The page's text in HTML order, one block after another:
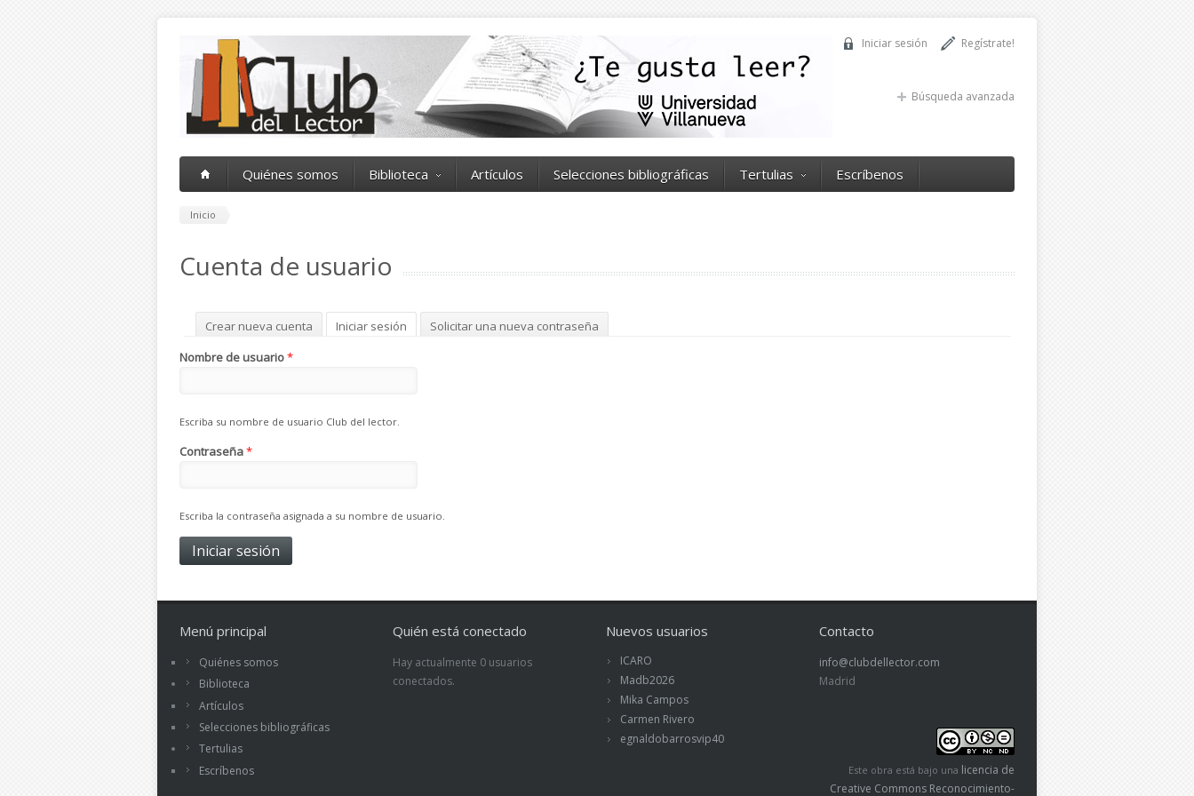
Regístrate!
Iniciar sesión
Búsqueda avanzada
Quiénes somos Biblioteca Artículos Selecciones bibliográficas Tertulias Escríbenos
Inicio
Cuenta de usuario
Solapas principales
Crear nueva cuenta Iniciar sesión (solapa activa)
Solicitar una nueva contraseña
Nombre de usuario*
Escriba su nombre de usuario Club del lector.
Contraseña*
Escriba la contraseña asignada a su nombre de usuario.
Menú principal
Quiénes somos
Biblioteca
Artículos
Selecciones bibliográficas
Tertulias
Escríbenos
Quién está conectado
Hay actualmente 0 usuarios
conectados.
Nuevos usuarios
ICARO
Madb2026
Mika Campos
Carmen Rivero
egnaldobarrosvip40
Contacto
info@clubdellector.com
Madrid
Este obra está bajo una licencia de
Creative Commons Reconocimiento-